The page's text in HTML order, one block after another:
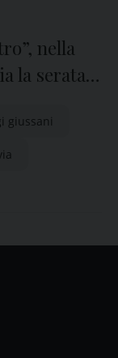
nella
la serata
giussani